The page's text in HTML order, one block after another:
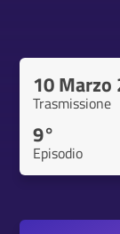
10 Marzo
Trasmissione
9°
Episodio